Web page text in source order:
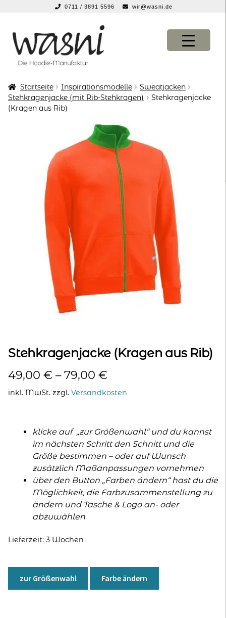
0711 / 3891 5596 wir@wasni.de
Navigation
springen
Inhalt
springen
KONFIGURATOR
KONFIGURATOR
Startseite Inspirationsmodelle
Sweatjacken
Stehkragenjacke (mit Rib-Stehkragen)
Stehkragenjacke
(Kragen aus Rib)
Stehkragenjacke (Kragen aus Rib)
49,00 € –79,00 €
inkl. MwSt. zzgl. Versandkosten
klicke auf „zur Größenwahl“ und du kannst
im nächsten Schritt den Schnitt und die
Größe bestimmen – oder auf Wunsch
zusätzlich Maßanpassungen vornehmen
über den Button „Farben ändern“ hast du die
Möglichkeit, die Farbzusammenstellung zu
ändern und Tasche & Logo an- oder
abzuwählen
Lieferzeit: 3 Wochen
zur Größenwahl Farbe ändern